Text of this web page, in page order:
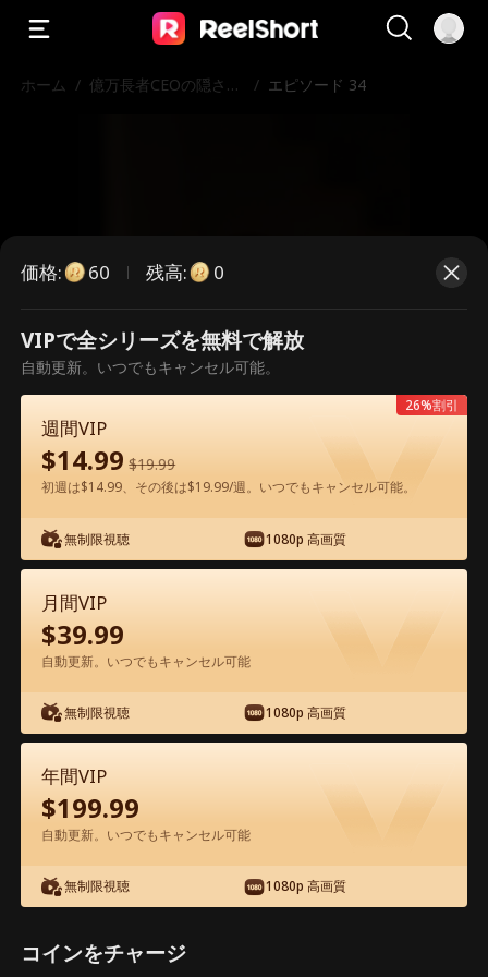
ホーム / 億万長者CEOの隠され
/ エピソード 34
こちらは有料のエピソードです。視
聴いただくには解放が必要です。
60今すぐ解放
アプリ内で無料視聴可能
エピソード34 - 億万長者CEOの隠された
欲望 映画フル
34 35 36 37 38
価格: 60 残高: 0
VIPで全シリーズを無料で解放
自動更新。いつでもキャンセル可能。
週間VIP
$14.99 $19.99
初週は$14.99、その後は$19.99/週。いつでもキャンセル可能。
無制限視聴 1080p 高画質
26%割引
月間VIP
$39.99
自動更新。いつでもキャンセル可能
無制限視聴 1080p 高画質
年間VIP
$199.99
自動更新。いつでもキャンセル可能
無制限視聴 1080p 高画質
コインをチャージ